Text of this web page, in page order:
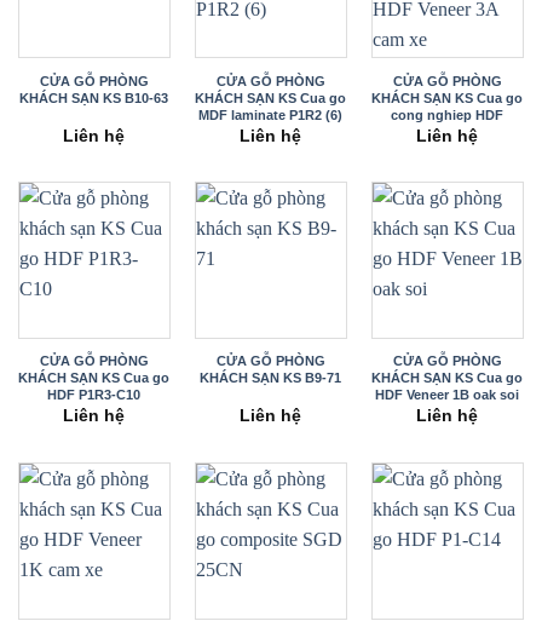
CỬA GỖ PHÒNG
KHÁCH SẠN KS B10-63
Liên hệ
CỬA GỖ PHÒNG
KHÁCH SẠN KS Cua go
MDF laminate P1R2 (6)
Liên hệ
CỬA GỖ PHÒNG
KHÁCH SẠN KS Cua go
cong nghiep HDF
Veneer 3A
Liên hệ
CỬA GỖ PHÒNG
KHÁCH SẠN KS Cua go
HDF P1R3-C10
Liên hệ
CỬA GỖ PHÒNG
KHÁCH SẠN KS B9-71
Liên hệ
CỬA GỖ PHÒNG
KHÁCH SẠN KS Cua go
HDF Veneer 1B oak soi
Liên hệ